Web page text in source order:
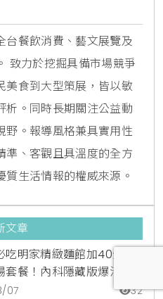
台餐飲消費、藝文展覽及
致力於挖掘具備市場競爭
美食到大型策展，皆以敏
析。同時長期關注公益動
野。報導風格兼具實用性
準、客觀且具溫度的全方
生活情報的權威來源。
文章
吃明家精緻麵館加40元升
套餐！內科隱藏版爆汁臭
肉麵疙瘩平價攻略
07 32